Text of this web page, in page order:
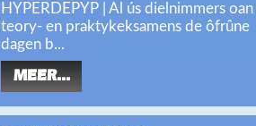
HYPERDEPYP | Al ús dielnimmers
teory- en praktykeksamens de ôfrûne
dagen b...
MEER...